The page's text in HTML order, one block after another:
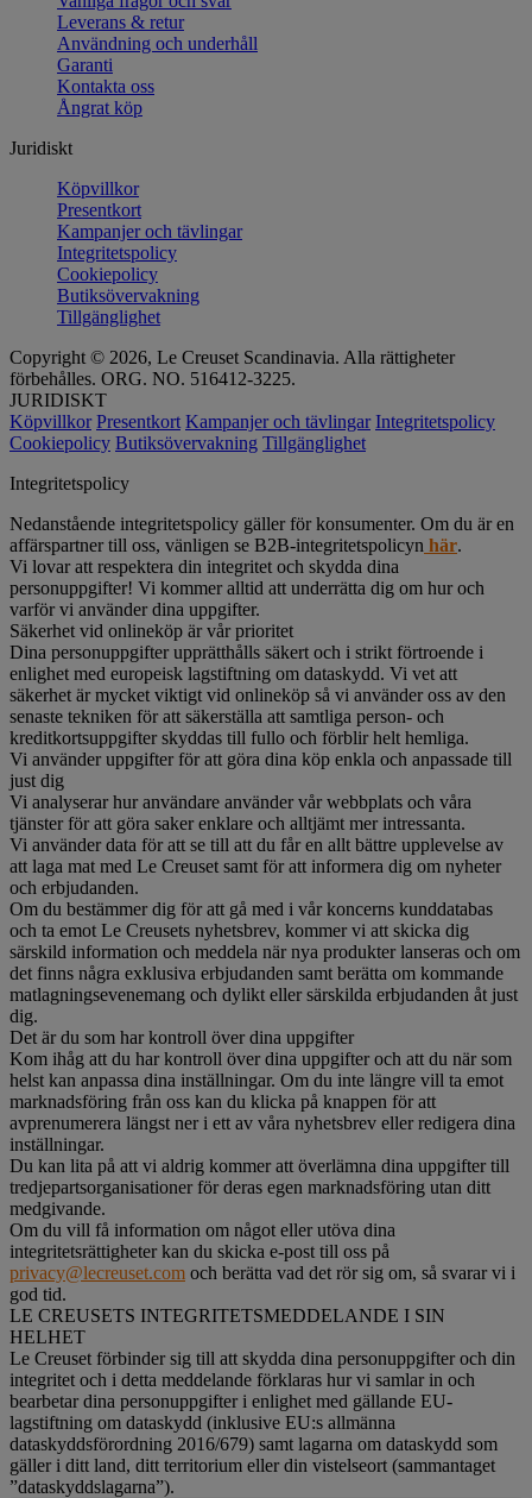
Leverans & retur
Användning och underhåll
Garanti
Kontakta oss
Ångrat köp
Juridiskt
Köpvillkor
Presentkort
Kampanjer och tävlingar
Integritetspolicy
Cookiepolicy
Butiksövervakning
Tillgänglighet
Copyright © 2026, Le Creuset Scandinavia. Alla rättigheter
förbehålles. ORG. NO. 516412-3225.
JURIDISKT
Köpvillkor Presentkort Kampanjer och tävlingar Integritetspolicy
Cookiepolicy Butiksövervakning Tillgänglighet
Integritetspolicy
Nedanstående integritetspolicy gäller för konsumenter. Om du är en
affärspartner till oss, vänligen se B2B-integritetspolicyn här.
Vi lovar att respektera din integritet och skydda dina
personuppgifter! Vi kommer alltid att underrätta dig om hur och
varför vi använder dina uppgifter.
Säkerhet vid onlineköp är vår prioritet
Dina personuppgifter upprätthålls säkert och i strikt förtroende i
enlighet med europeisk lagstiftning om dataskydd. Vi vet att
säkerhet är mycket viktigt vid onlineköp så vi använder oss av den
senaste tekniken för att säkerställa att samtliga person- och
kreditkortsuppgifter skyddas till fullo och förblir helt hemliga.
Vi använder uppgifter för att göra dina köp enkla och anpassade till
just dig
Vi analyserar hur användare använder vår webbplats och våra
tjänster för att göra saker enklare och alltjämt mer intressanta.
Vi använder data för att se till att du får en allt bättre upplevelse av
att laga mat med Le Creuset samt för att informera dig om nyheter
och erbjudanden.
Om du bestämmer dig för att gå med i vår koncerns kunddatabas
och ta emot Le Creusets nyhetsbrev, kommer vi att skicka dig
särskild information och meddela när nya produkter lanseras och om
det finns några exklusiva erbjudanden samt berätta om kommande
matlagningsevenemang och dylikt eller särskilda erbjudanden åt just
dig.
Det är du som har kontroll över dina uppgifter
Kom ihåg att du har kontroll över dina uppgifter och att du när som
helst kan anpassa dina inställningar. Om du inte längre vill ta emot
marknadsföring från oss kan du klicka på knappen för att
avprenumerera längst ner i ett av våra nyhetsbrev eller redigera dina
inställningar.
Du kan lita på att vi aldrig kommer att överlämna dina uppgifter till
tredjepartsorganisationer för deras egen marknadsföring utan ditt
medgivande.
Om du vill få information om något eller utöva dina
integritetsrättigheter kan du skicka e-post till oss på
privacy@lecreuset.com och berätta vad det rör sig om, så svarar vi i
god tid.
LE CREUSETS INTEGRITETSMEDDELANDE I SIN
HELHET
Le Creuset förbinder sig till att skydda dina personuppgifter och din
integritet och i detta meddelande förklaras hur vi samlar in och
bearbetar dina personuppgifter i enlighet med gällande EU-
lagstiftning om dataskydd (inklusive EU:s allmänna
dataskyddsförordning 2016/679) samt lagarna om dataskydd som
gäller i ditt land, ditt territorium eller din vistelseort (sammantaget
”dataskyddslagarna”).